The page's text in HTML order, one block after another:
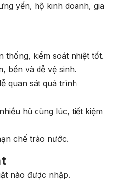
yến, hộ kinh doanh, gia
thống, kiểm soát nhiệt tốt.
bền và dễ vệ sinh.
quan sát quá trình
hũ cùng lúc, tiết kiệm
chế trào nước.
nào được nhập.